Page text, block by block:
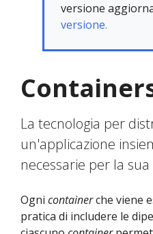
versione
versione.
La tecnologia per
un'applicazione
necessarie per la sua
Ogni containerche viene
pratica di includere le